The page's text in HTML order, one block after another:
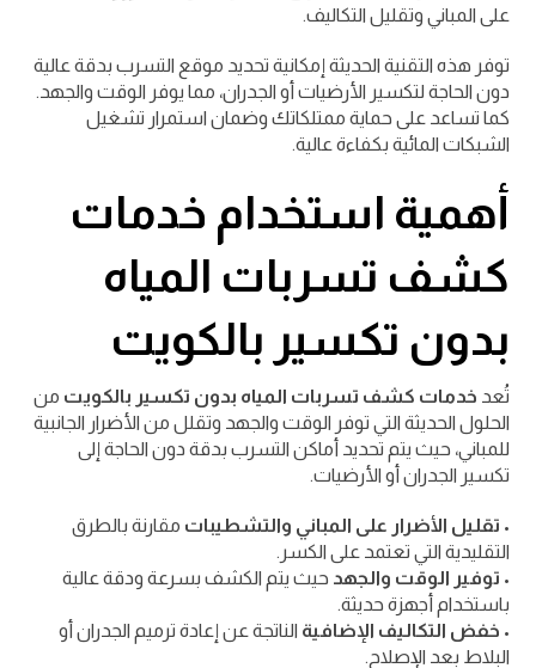
على المباني وتقليل التكاليف.
توفر هذه التقنية الحديثة إمكانية تحديد موقع التسرب بدقة عالية
دون الحاجة لتكسير الأرضيات أو الجدران، مما يوفر الوقت والجهد.
كما تساعد على حماية ممتلكاتك وضمان استمرار تشغيل
الشبكات المائية بكفاءة عالية.
أهمية استخدام خدمات
كشف تسربات المياه
بدون تكسير بالكويت
تُعد خدمات كشف تسربات المياه بدون تكسير بالكويت من
الحلول الحديثة التي توفر الوقت والجهد وتقلل من الأضرار الجانبية
للمباني، حيث يتم تحديد أماكن التسرب بدقة دون الحاجة إلى
تكسير الجدران أو الأرضيات.
• تقليل الأضرار على المباني والتشطيبات مقارنة بالطرق
التقليدية التي تعتمد على الكسر.
• توفير الوقت والجهد حيث يتم الكشف بسرعة ودقة عالية
باستخدام أجهزة حديثة.
• خفض التكاليف الإضافية الناتجة عن إعادة ترميم الجدران أو
البلاط بعد الإصلاح.